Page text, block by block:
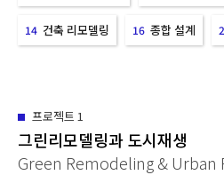
14 건축 리모델링 16 종합 설계
프로젝트 1
그린리모델링과 도시재생
Green Remodeling & Urban